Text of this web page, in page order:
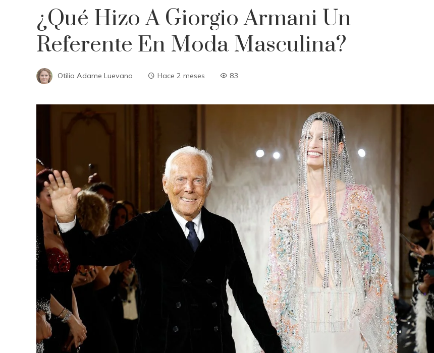
¿Qué Hizo A Giorgio Armani Un
Referente En Moda Masculina?
Otilia Adame Luevano Hace 2 meses 83